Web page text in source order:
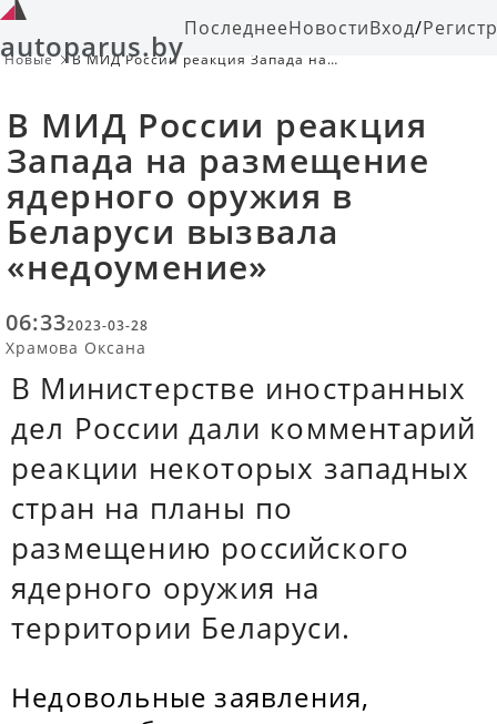
autoparus.byПоследнееНовостиВход/
Новые
В МИД России реакция Запада на
В МИД России реакция
Запада на размещение
ядерного оружия в
Беларуси вызвала
«недоумение»
06:332023-03-28
Храмова Оксана
В Министерстве иностранных
дел России дали комментарий
реакции некоторых западных
стран на планы по
размещению российского
ядерного оружия на
территории Беларуси.
Недовольные заявления,